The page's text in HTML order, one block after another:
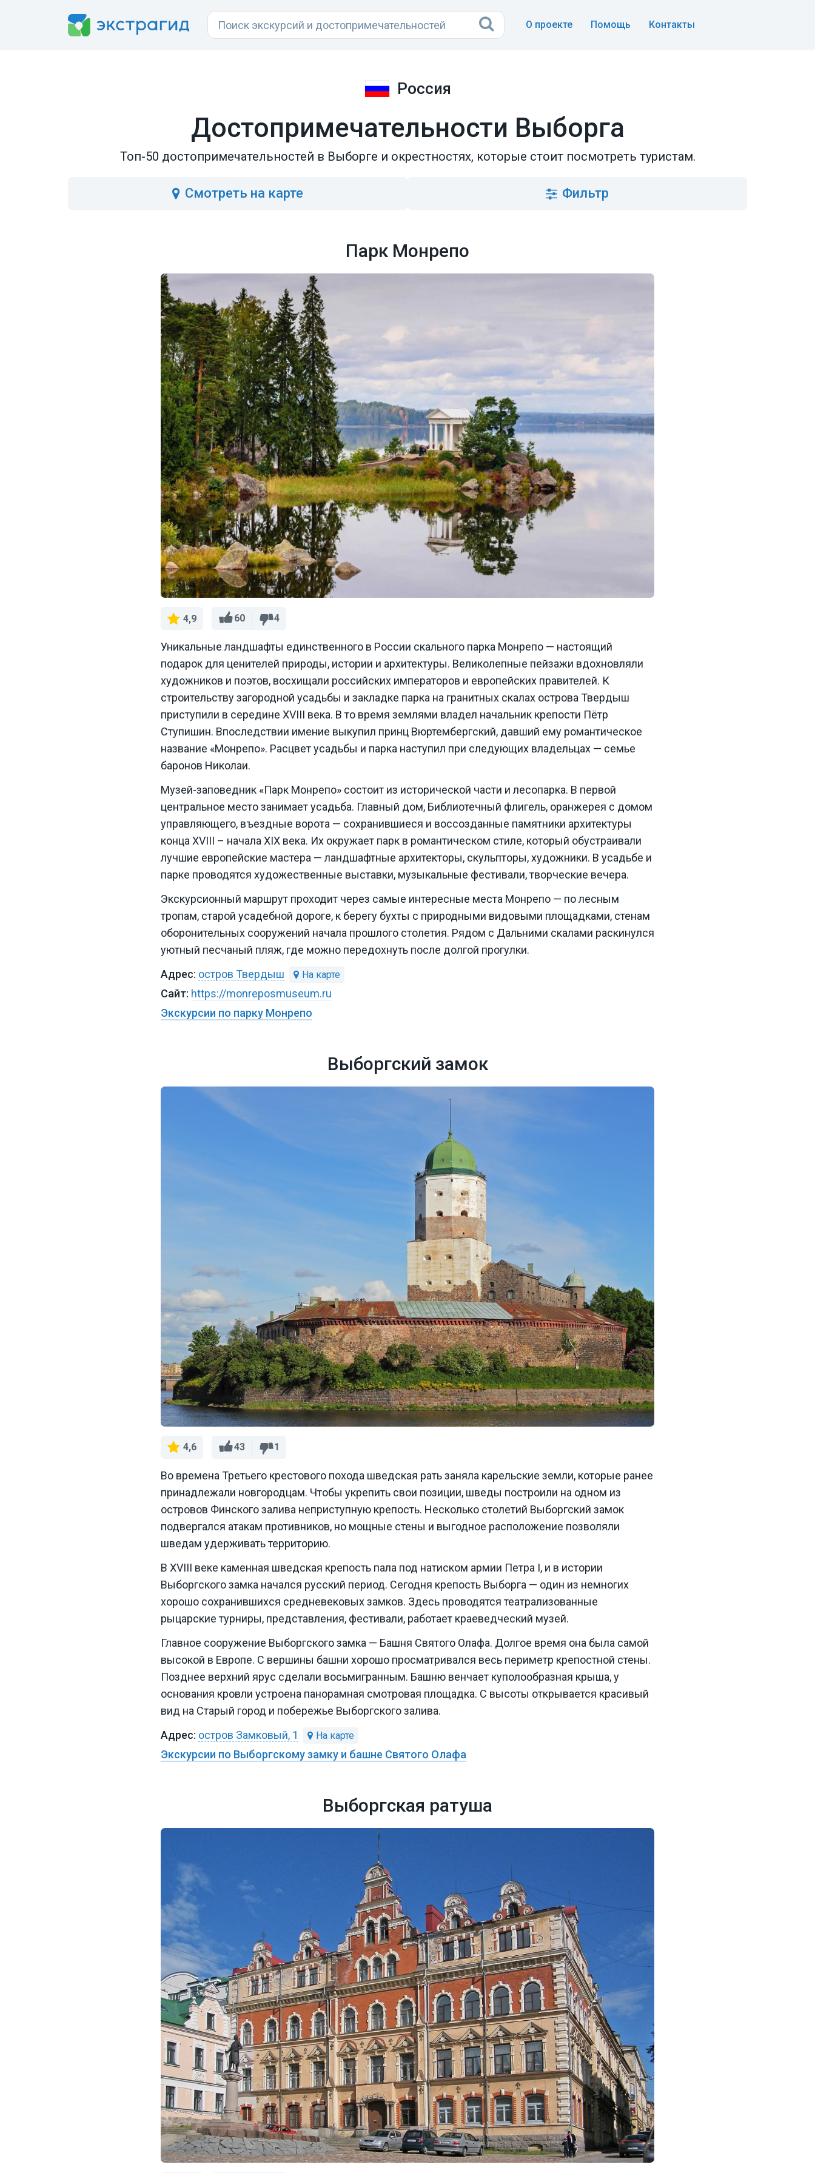
О проекте Помощь Контакты
Россия
Достопримечательности Выборга
Топ-50 достопримечательностей в Выборге и окрестностях, которые стоит посмотреть туристам.
Смотреть на карте Фильтр
Парк Монрепо
4,9 60 4
Уникальные ландшафты единственного в России скального парка Монрепо — настоящий
подарок для ценителей природы, истории и архитектуры. Великолепные пейзажи вдохновляли
художников и поэтов, восхищали российских императоров и европейских правителей. К
строительству загородной усадьбы и закладке парка на гранитных скалах острова Твердыш
приступили в середине XVIII века. В то время землями владел начальник крепости Пётр
Ступишин. Впоследствии имение выкупил принц Вюртембергский, давший ему романтическое
название «Монрепо». Расцвет усадьбы и парка наступил при следующих владельцах — семье
баронов Николаи.
Музей-заповедник «Парк Монрепо» состоит из исторической части и лесопарка. В первой
центральное место занимает усадьба. Главный дом, Библиотечный флигель, оранжерея с домом
управляющего, въездные ворота — сохранившиеся и воссозданные памятники архитектуры
конца XVIII – начала XIX века. Их окружает парк в романтическом стиле, который обустраивали
лучшие европейские мастера — ландшафтные архитекторы, скульпторы, художники. В усадьбе и
парке проводятся художественные выставки, музыкальные фестивали, творческие вечера.
Экскурсионный маршрут проходит через самые интересные места Монрепо — по лесным
тропам, старой усадебной дороге, к берегу бухты с природными видовыми площадками, стенам
оборонительных сооружений начала прошлого столетия. Рядом с Дальними скалами раскинулся
уютный песчаный пляж, где можно передохнуть после долгой прогулки.
остров Твердыш
https://monreposmuseum.ru
Экскурсии по парку Монрепо
Выборгский замок
4,6 43 1
Во времена Третьего крестового похода шведская рать заняла карельские земли, которые ранее
принадлежали новгородцам. Чтобы укрепить свои позиции, шведы построили на одном из
островов Финского залива неприступную крепость. Несколько столетий Выборгский замок
подвергался атакам противников, но мощные стены и выгодное расположение позволяли
шведам удерживать территорию.
В XVIII веке каменная шведская крепость пала под натиском армии Петра I, и в истории
Выборгского замка начался русский период. Сегодня крепость Выборга — один из немногих
хорошо сохранившихся средневековых замков. Здесь проводятся театрализованные
рыцарские турниры, представления, фестивали, работает краеведческий музей.
Главное сооружение Выборгского замка — Башня Святого Олафа. Долгое время она была самой
высокой в Европе. С вершины башни хорошо просматривался весь периметр крепостной стены.
Позднее верхний ярус сделали восьмигранным. Башню венчает куполообразная крыша, у
основания кровли устроена панорамная смотровая площадка. С высоты открывается красивый
вид на Старый город и побережье Выборгского залива.
остров Замковый, 1
Экскурсии по Выборгскому замку и башне Святого Олафа
Выборгская ратуша